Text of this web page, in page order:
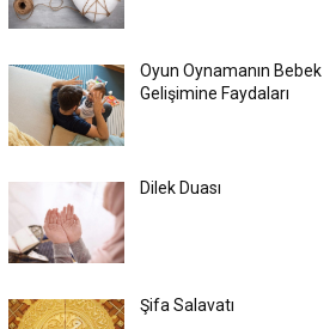
Oyun Oynamanın Bebek
Gelişimine Faydaları
Dilek Duası
Şifa Salavatı